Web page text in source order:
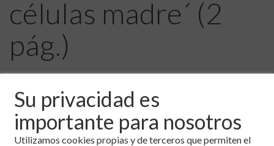
Su privacidad es
importante para nosotros
Utilizamos cookies propias y de terceros que permiten el
células madre´ (2
pág.)
Descargar fichero de la noticia completa (formato
pdf)